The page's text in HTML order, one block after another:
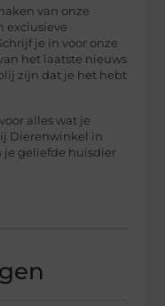
van onze
exclusieve
je in voor onze
het laatste nieuws
zijn dat je het hebt
alles wat je
Dierenwinkel in
je geliefde huisdier